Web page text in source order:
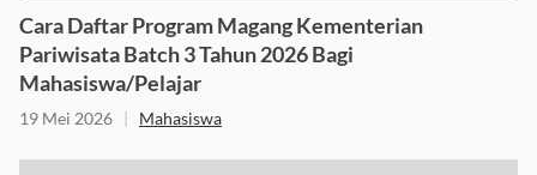
Cara Daftar Program Magang Kementerian
Pariwisata Batch 3 Tahun 2026 Bagi
Mahasiswa/Pelajar
19 Mei 2026 | Mahasiswa